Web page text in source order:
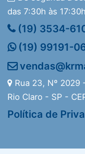
das 7:30h às
(19) 3534-
(19) 99191-
Rua 23, Nº 2029
Rio Claro - SP -
Política de